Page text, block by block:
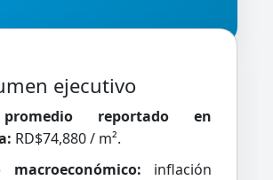
ejecutivo
reportado en
RD$74,880 / m².
macroeconómico: inflación